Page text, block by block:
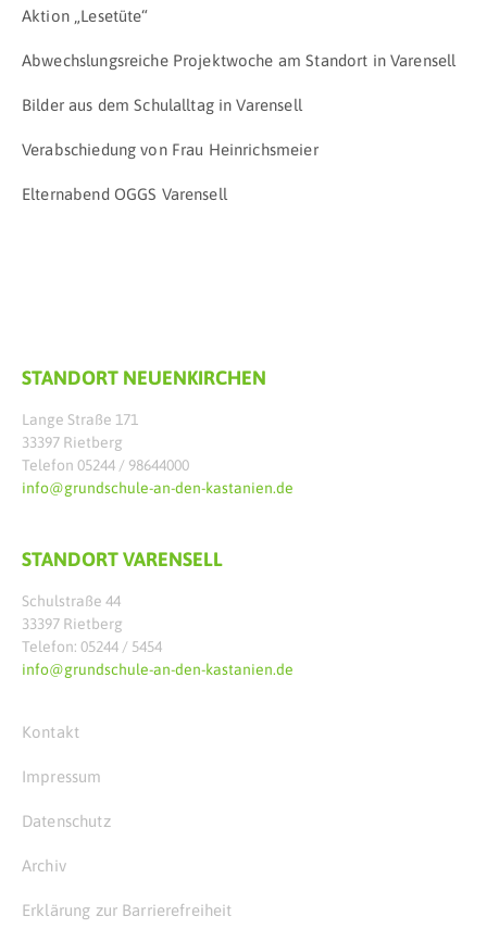
Aktion „Lesetüte“
Abwechslungsreiche Projektwoche am Standort in Varensell
Bilder aus dem Schulalltag in Varensell
Verabschiedung von Frau Heinrichsmeier
Elternabend OGGS Varensell
STANDORT NEUENKIRCHEN
Lange Straße 171
33397 Rietberg
Telefon 05244 / 98644000
info@grundschule-an-den-kastanien.de
STANDORT VARENSELL
Schulstraße 44
33397 Rietberg
Telefon: 05244 / 5454
info@grundschule-an-den-kastanien.de
Kontakt
Impressum
Datenschutz
Archiv
Erklärung zur Barrierefreiheit